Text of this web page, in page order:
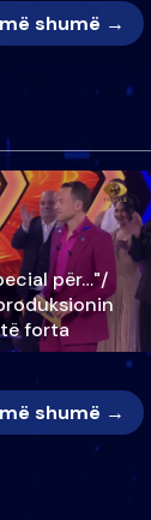
më shumë →
për…"/
forta
më shumë →